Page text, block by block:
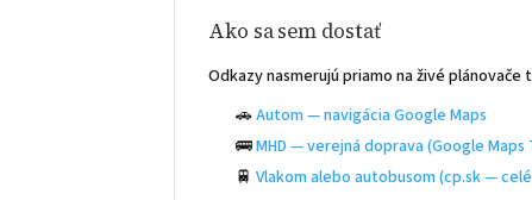
Ako sa sem dostať
Odkazy nasmerujú priamo na živé
🚗Autom — navigácia Google Maps
🚌MHD — verejná doprava (Google Maps
🚆 Vlakom alebo autobusom (cp.sk —